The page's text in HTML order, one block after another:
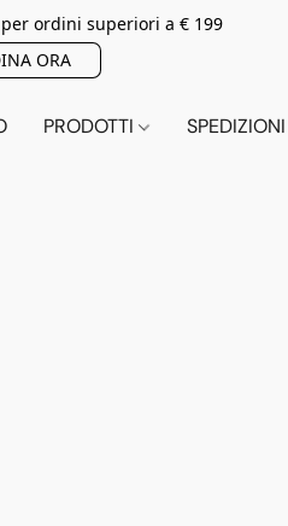
per ordini superiori a € 199
ORA
PRODOTTI SPEDIZIONI